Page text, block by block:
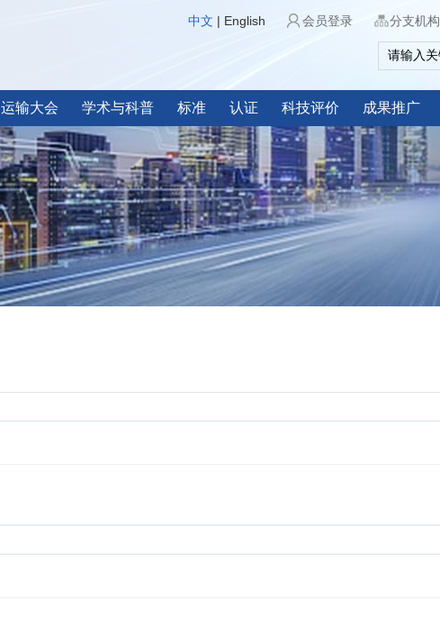
中文 | English 会员登录 分支机构
输大会 学术与科普 标准 认证 科技评价 成果推广